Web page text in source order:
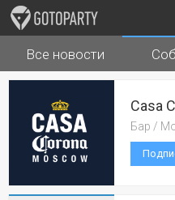
Города Музыка
Все новости
Casa
Бар /